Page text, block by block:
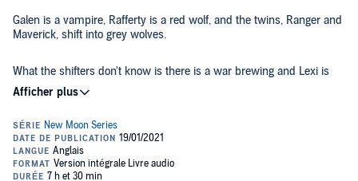
Galen is a vampire, Rafferty is a red wolf, and the twins, Ranger and
Maverick, shift into grey wolves.
What the shifters don't know is there is a war brewing and Lexi is
caught right in the middle.
But Lexi isn't human.... Is she the cure they all have been waiting
for?
Or is she the destruction that ends them all.